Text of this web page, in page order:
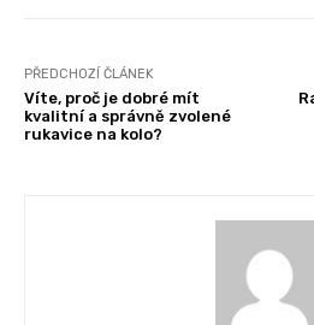
PŘEDCHOZÍ ČLÁNEK
Víte, proč je dobré mít
kvalitní a správně zvolené
rukavice na kolo?